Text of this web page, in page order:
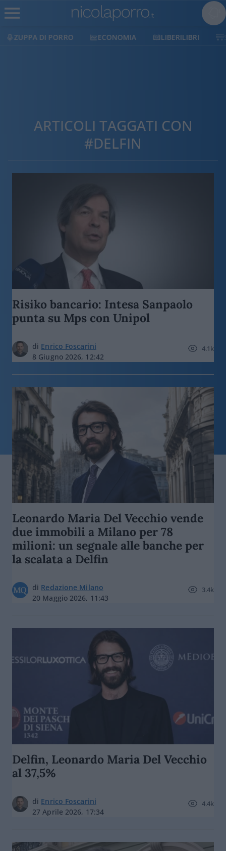
ECONOMIA LIBERILIBRI SHOP SOSTIENICI
ARTICOLI TAGGATI CON
#DELFIN
Risiko bancario: Intesa Sanpaolo
punta su Mps con Unipol
di Enrico Foscarini
8 Giugno 2026, 12:42
4.1k
Leonardo Maria Del Vecchio vende
due immobili a Milano per 78
milioni: un segnale alle banche per
la scalata a Delfin
di Redazione Milano
20 Maggio 2026, 11:43
3.4k
Delfin, Leonardo Maria Del Vecchio
al 37,5%
di Enrico Foscarini
27 Aprile 2026, 17:34
4.4k